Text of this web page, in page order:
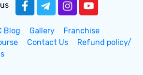
Blog Gallery
Franchise
Contact Us
Refund policy/